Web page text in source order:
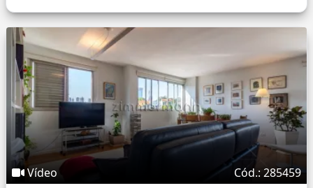
Vídeo Cód.: 285459